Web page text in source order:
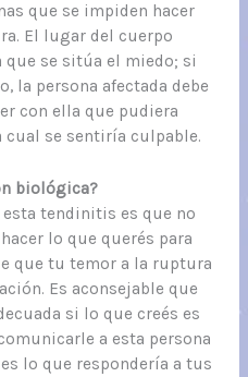
que se impiden hacer
El lugar del cuerpo
que se sitúa el miedo; si
la persona afectada debe
con ella que pudiera
se sentiría culpable.
biológica?
tendinitis es que no
lo que querés para
que tu temor a la ruptura
Es aconsejable que
si lo que creés es
a esta persona
lo que respondería a tus